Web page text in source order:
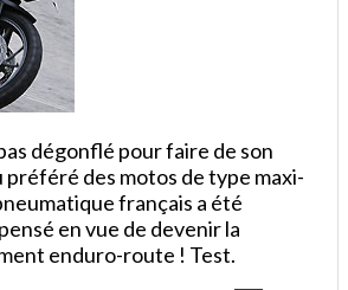
dégonflé pour faire de son
préféré des motos de type maxi-
français a été
en vue de devenir la
enduro-route ! Test.